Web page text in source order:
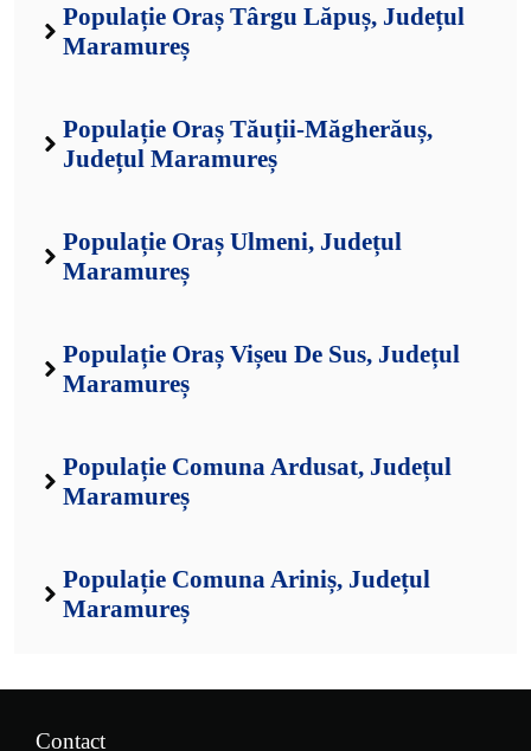
Populație Oraș Târgu Lăpuș, Județul
Maramureș
Populație Oraș Tăuții-Măgherăuș,
Județul Maramureș
Populație Oraș Ulmeni, Județul
Maramureș
Populație Oraș Vișeu De Sus, Județul
Maramureș
Populație Comuna Ardusat, Județul
Maramureș
Populație Comuna Ariniș, Județul
Maramureș
Contact